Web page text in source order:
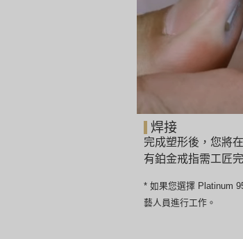
焊接
完成塑形後，您將
有鉑金戒指需工匠
* 如果您選擇 Platinum
藝人員進行工作。